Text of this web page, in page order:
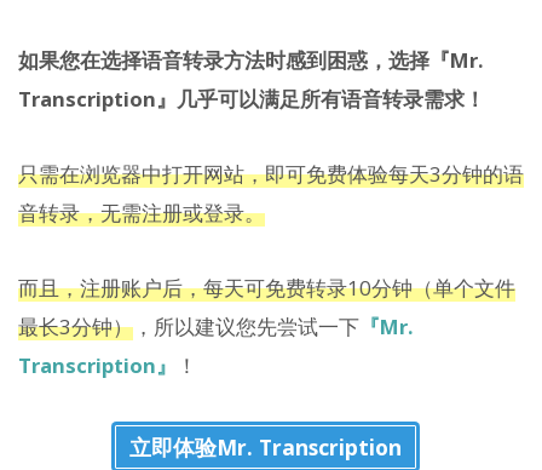
如果您在选择语音转录方法时感到困惑，选择『Mr.
Transcription』几乎可以满足所有语音转录需求！
只需在浏览器中打开网站，即可免费体验每天3分钟的语
音转录，无需注册或登录。
而且，注册账户后，每天可免费转录10分钟（单个文件
最长3分钟） ，所以建议您先尝试一下 『Mr.
Transcription』
！
立即体验Mr. Transcription